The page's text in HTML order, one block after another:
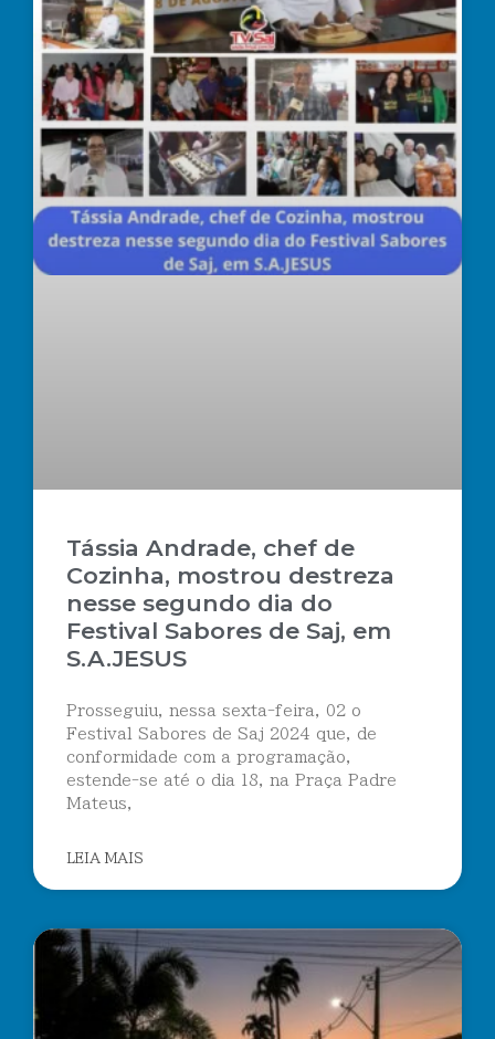
Tássia Andrade, chef de
Cozinha, mostrou destreza
nesse segundo dia do
Festival Sabores de Saj, em
S.A.JESUS
Prosseguiu, nessa sexta-feira, 02 o
Festival Sabores de Saj 2024 que, de
conformidade com a programação,
estende-se até o dia 18, na Praça Padre
Mateus,
LEIA MAIS